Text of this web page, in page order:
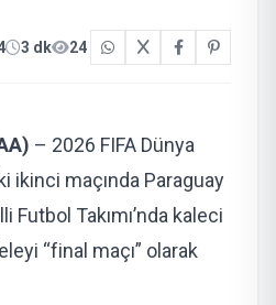
3 dk 24
– 2026 FIFA Dünya
ikinci maçında Paraguay
Futbol Takımı’nda kaleci
“final maçı” olarak